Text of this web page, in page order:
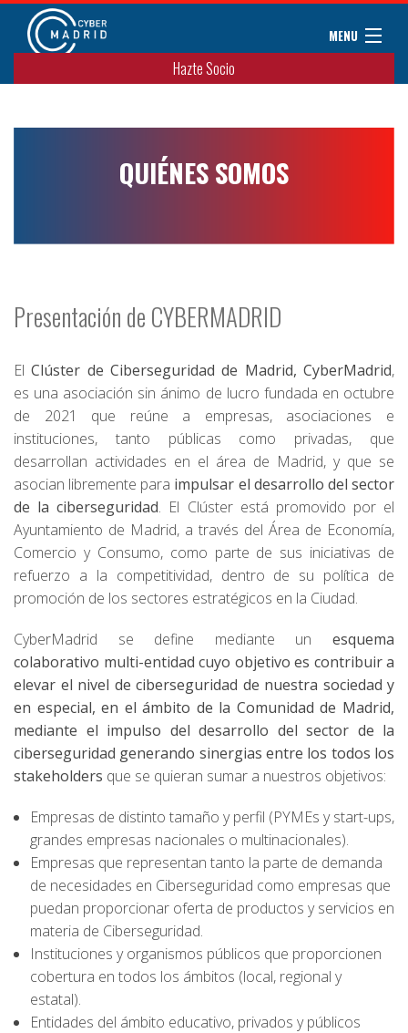
MENU
Sobre CyberMadrid
Hazte Socio
QUIÉNES SOMOS
Presentación de CYBERMADRID
ElClúster de Ciberseguridad de Madrid, CyberMadrid,
es una asociación sin ánimo de lucro fundada en octubre
de 2021 que reúne a empresas, asociaciones e
instituciones, tanto públicas como privadas, que
desarrollan actividades en el área de Madrid, y que se
asocian libremente para impulsar el desarrollo del sector
de la ciberseguridad. El Clúster está promovido por el
Ayuntamiento de Madrid, a través del Área de Economía,
Comercio y Consumo, como parte de sus iniciativas de
refuerzo a la competitividad, dentro de su política de
promoción de los sectores estratégicos en la Ciudad.
CyberMadrid se define mediante un esquema
colaborativo multi-entidad cuyo objetivo es contribuir a
elevar el nivel de ciberseguridad de nuestra sociedad y
en especial, en el ámbito de la Comunidad de Madrid,
mediante el impulso del desarrollo del sector de la
ciberseguridad generando sinergias entre los todos los
stakeholders que se quieran sumar a nuestros objetivos:
Empresas de distinto tamaño y perfil (PYMEs y start-ups,
grandes empresas nacionales o multinacionales).
Empresas que representan tanto la parte de demanda
de necesidades en Ciberseguridad como empresas que
puedan proporcionar oferta de productos y servicios en
materia de Ciberseguridad.
Instituciones y organismos públicos que proporcionen
cobertura en todos los ámbitos (local, regional y
estatal).
Entidades del ámbito educativo, privados y públicos